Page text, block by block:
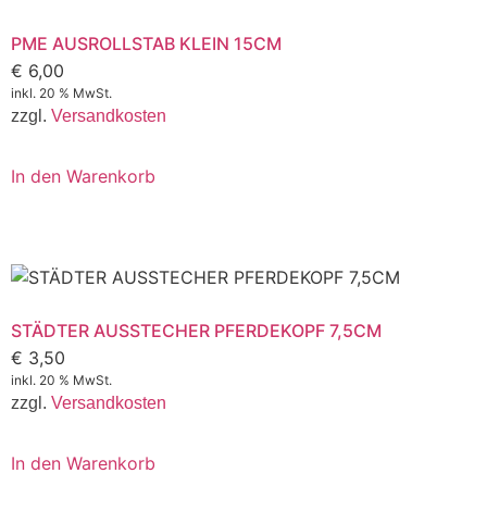
PME AUSROLLSTAB KLEIN 15CM
€ 6,00
inkl. 20 % MwSt.
zzgl. Versandkosten
In den Warenkorb
STÄDTER AUSSTECHER PFERDEKOPF 7,5CM
€ 3,50
inkl. 20 % MwSt.
zzgl. Versandkosten
In den Warenkorb